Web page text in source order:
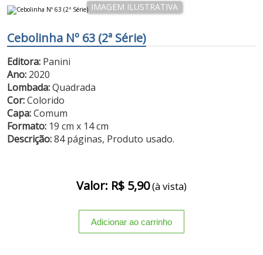
Cebolinha Nº 63 (2ª Série)
Editora: Panini
Ano: 2020
Lombada:Quadrada
Cor:Colorido
Capa:Comum
Formato: 19 cm x 14 cm
Descrição:84 páginas, Produto usado.
Valor: R$ 5,90(à vista)